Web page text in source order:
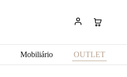
Mobiliário OUTLET